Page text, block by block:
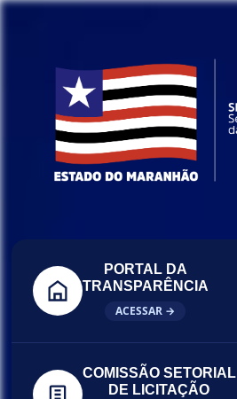
PORTAL DA
TRANSPARÊNCIA
ACESSAR →
COMISSÃO SETORIAL
DE LICITAÇÃO